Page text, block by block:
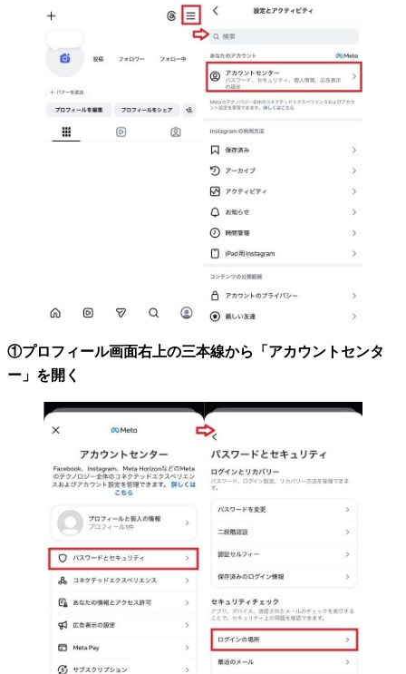
①プロフィール画面右上の三本線から「アカウントセンタ
ー」を開く